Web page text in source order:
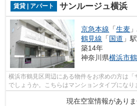
賃貸 | アパート サンルージュ横浜
京急本線 「生麦
鶴見線 「国道 」
築14年
神奈川県横浜市
横浜市鶴見区周辺にある物件をお求めの方は
でしょうか。こちらはマンションタイプになり
なら、駅前のお買い物も便利です。様々...
現在空室情報がありま